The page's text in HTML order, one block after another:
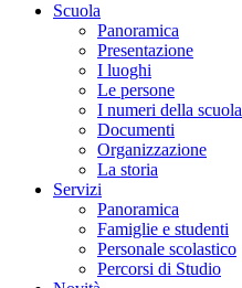
Scuola
Panoramica
Presentazione
I luoghi
Le persone
I numeri della scuola
Documenti
Organizzazione
La storia
Servizi
Panoramica
Famiglie e studenti
Personale scolastico
Percorsi di Studio